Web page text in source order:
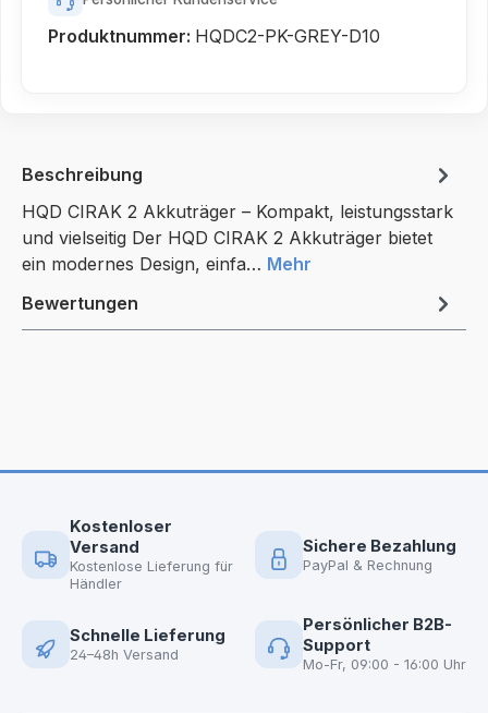
Produktnummer: HQDC2-PK-GREY-D10
Beschreibung
HQD CIRAK 2 Akkuträger – Kompakt, leistungsstark
und vielseitig Der HQD CIRAK 2 Akkuträger bietet
ein modernes Design, einfa… Mehr
Bewertungen
Kostenloser
Versand
Kostenlose Lieferung für
Händler
Sichere Bezahlung
PayPal & Rechnung
Schnelle Lieferung
24–48h Versand
Persönlicher B2B-
Support
Mo-Fr, 09:00 - 16:00 Uhr